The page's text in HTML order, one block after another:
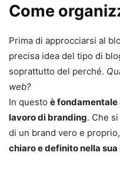
Come
Prima di approcciarsi al
precisa idea del tipo di
soprattutto del perché.
web?
In questo è fondamentale
lavoro di branding. Che
di un brand vero e proprio,
chiaro e definito nella